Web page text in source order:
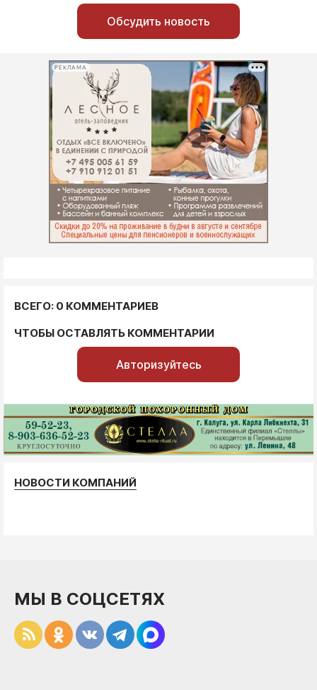
Обсудить новость
РЕКЛАМА
ВСЕГО: 0 КОММЕНТАРИЕВ
ЧТОБЫ ОСТАВЛЯТЬ КОММЕНТАРИИ
Авторизуйтесь
НОВОСТИ КОМПАНИЙ
МЫ В СОЦСЕТЯХ